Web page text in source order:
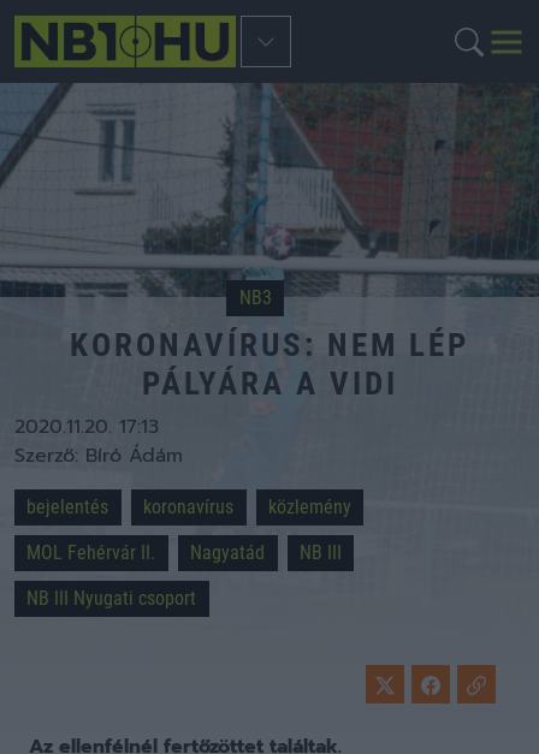
NB3
KORONAVÍRUS: NEM LÉP
PÁLYÁRA A VIDI
2020.11.20. 17:13
Szerző: Bíró Ádám
bejelentés koronavírus
közlemény
MOL Fehérvár II.
Nagyatád
NB III
NB III Nyugati csoport
Az ellenfélnél fertőzöttet találtak.